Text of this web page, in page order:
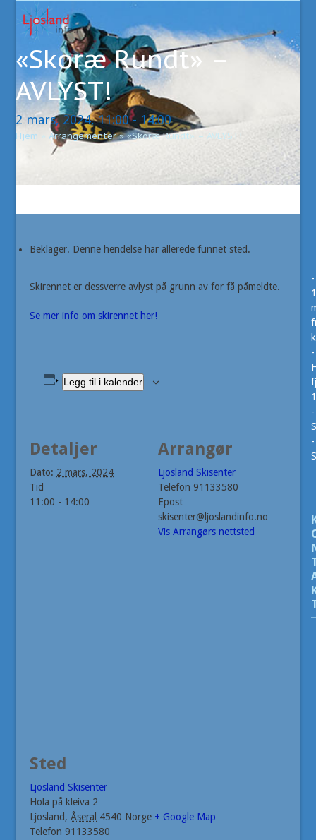
content
Open
mobile
menu
Close
mobile
menu
«Skoræ Rundt» –
AVLYST!
2 mars, 2024, 11:00- 14:00
Hjem »Arrangementer»«Skoræ Rundt» – AVLYST!
Beklager. Denne hendelse har allerede funnet sted.
Skirennet er dessverre avlyst på grunn av for få påmeldte.
Se mer info om skirennet her!
Legg til i kalender
Detaljer
Dato: 2 mars, 2024
Tid
11:00 - 14:00
Arrangør
Ljosland Skisenter
Telefon 91133580
Epost
skisenter@ljoslandinfo.no
Vis Arrangørs nettsted
Sted
Ljosland Skisenter
Hola på kleiva 2
Ljosland, Åseral 4540 Norge + Google Map
Telefon 91133580
-
-
-
-